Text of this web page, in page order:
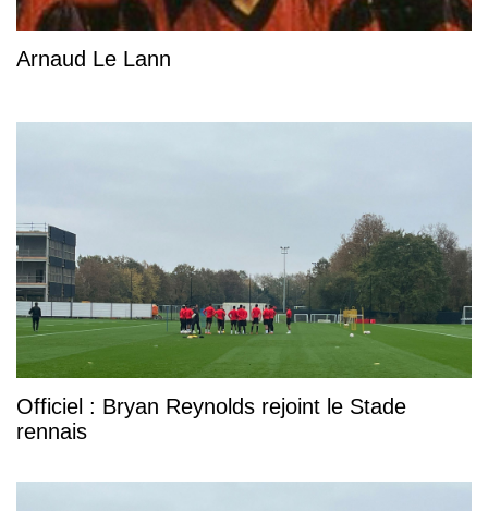
Arnaud Le Lann
Officiel : Bryan Reynolds rejoint le Stade
rennais